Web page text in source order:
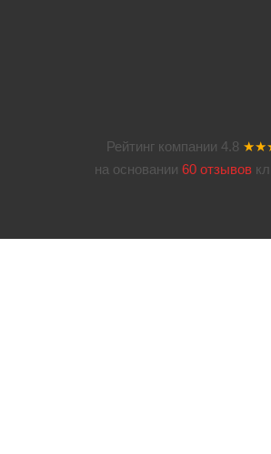
Рейтинг компании 4.8
на основании 60 отзывов